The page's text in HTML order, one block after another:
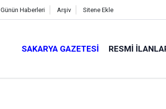
Günün Haberleri Arşiv Sitene Ekle
SAKARYA GAZETESI RESMI